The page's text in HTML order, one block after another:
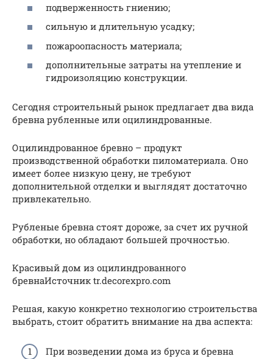
подверженность гниению;
сильную и длительную усадку;
пожароопасность материала;
дополнительные затраты на утепление и
гидроизоляцию конструкции.
Сегодня строительный рынок предлагает два вида
бревна рубленные или оцилиндрованные.
Оцилиндрованное бревно – продукт
производственной обработки пиломатериала. Оно
имеет более низкую цену, не требуют
дополнительной отделки и выглядят достаточно
привлекательно.
Рубленые бревна стоят дороже, за счет их ручной
обработки, но обладают большей прочностью.
Красивый дом из оцилиндрованного
бревнаИсточник tr.decorexpro.com
Решая, какую конкретно технологию строительства
выбрать, стоит обратить внимание на два аспекта:
При возведении дома из бруса и бревна